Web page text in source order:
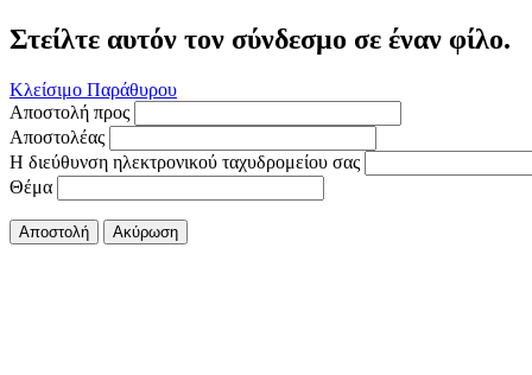
Στείλτε αυτόν τον σύνδεσμο σε έναν φίλο.
Κλείσιμο Παράθυρου
Αποστολή προς
Αποστολέας
Η διεύθυνση ηλεκτρονικού ταχυδρομείου σας
Θέμα
Αποστολή Ακύρωση